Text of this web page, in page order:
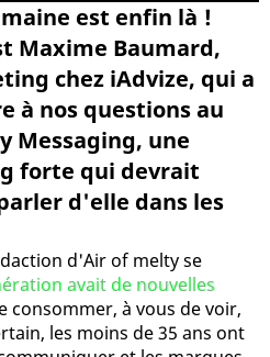
est enfin là !
Maxime Baumard,
chez iAdvize, qui a
à nos questions au
Messaging, une
forte qui devrait
d'elle dans les
d'Air of melty se
avait de nouvelles
consommer, à vous de voir,
les moins de 35 ans ont